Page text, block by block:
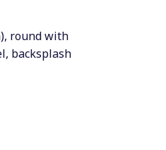
round with
backsplash